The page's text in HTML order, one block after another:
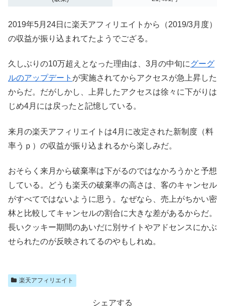
2019年5月24日に楽天アフィリエイトから（2019/3月度）
の収益が振り込まれてたようでござる。
久しぶりの10万超えとなった理由は、3月の中旬にグーグ
ルのアップデート が実施されてからアクセスが急上昇した
からだ。だがしかし、上昇したアクセスは徐々に下がりは
じめ4月には戻ったと記憶している。
来月の楽天アフィリエイトは4月に改定された新制度（料
率うｐ）の収益が振り込まれるから楽しみだ。
おそらく来月から破棄率は下がるのではなかろうかと予想
している。どうも楽天の破棄率の高さは、客のキャンセル
がすべてではないように思う。なぜなら、売上がちかい密
林と比較してキャンセルの割合に大きな差があるからだ。
長いクッキー期間のあいだに別サイトやアドセンスにかぶ
せられたのが反映されてるのやもしれぬ。
楽天アフィリエイト
シェアする